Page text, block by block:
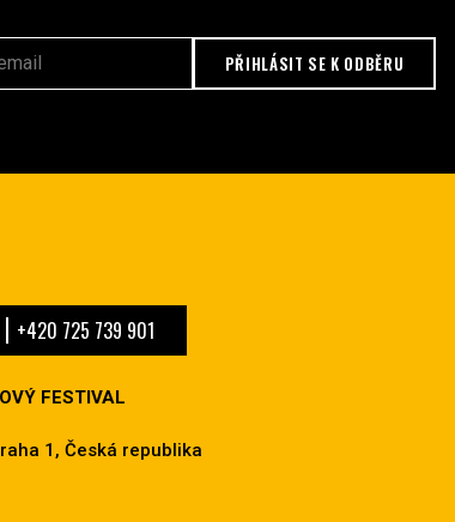
PŘIHLÁSIT SE K ODBĚRU
+420 725 739 901
FESTIVAL
1, Česká republika